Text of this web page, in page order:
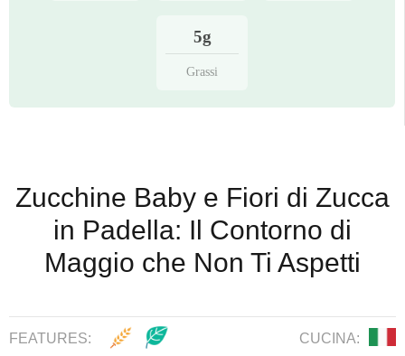
5g
Grassi
Zucchine Baby e Fiori di Zucca
in Padella: Il Contorno di
Maggio che Non Ti Aspetti
FEATURES: CUCINA: